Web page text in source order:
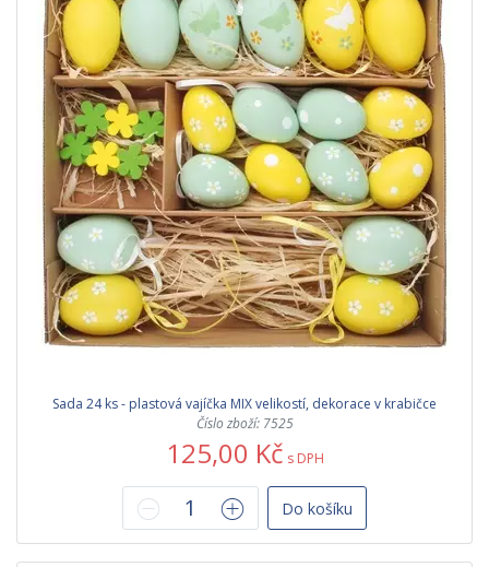
Sada 24 ks - plastová vajíčka MIX velikostí, dekorace v krabičce
Číslo zboží: 7525
125,00 Kč s DPH
Do košíku